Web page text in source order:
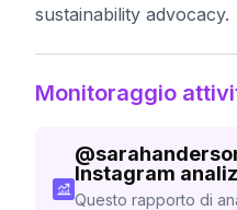
sustainability advocacy.
Monitoraggio
@
Instagram
Questo rapporto di